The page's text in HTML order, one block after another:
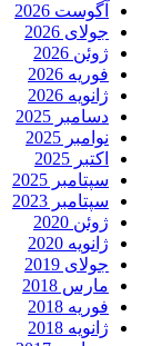
آگوست 2026
جولای 2026
ژوئن 2026
فوریه 2026
ژانویه 2026
دسامبر 2025
نوامبر 2025
اکتبر 2025
سپتامبر 2025
سپتامبر 2023
ژوئن 2020
ژانویه 2020
جولای 2019
مارس 2018
فوریه 2018
ژانویه 2018